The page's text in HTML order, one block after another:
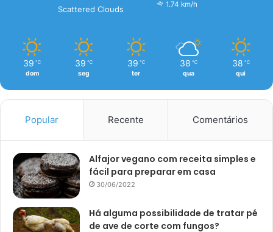
Scattered Clouds
1.74 km/h
39 ℃
dom
39 ℃
seg
39 ℃
ter
38 ℃
qua
38 ℃
qui
Popular Recente Comentários
Alfajor vegano com receita simples e
fácil para preparar em casa
30/06/2022
Há alguma possibilidade de tratar pé
de ave de corte com fungos?